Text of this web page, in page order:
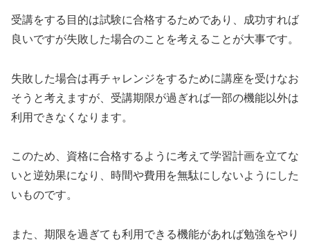
受講をする目的は試験に合格するためであり、成功すれば
良いですが失敗した場合のことを考えることが大事です。
失敗した場合は再チャレンジをするために講座を受けなお
そうと考えますが、受講期限が過ぎれば一部の機能以外は
利用できなくなります。
このため、資格に合格するように考えて学習計画を立てな
いと逆効果になり、時間や費用を無駄にしないようにした
いものです。
また、期限を過ぎても利用できる機能があれば勉強をやり